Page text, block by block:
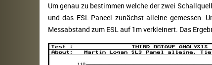
Um genau zu bestimmen welche der zwei
und das ESL-Paneel zunächst alleine gemessen.
Messabstand zum ESL auf 1m verkleinert. Das